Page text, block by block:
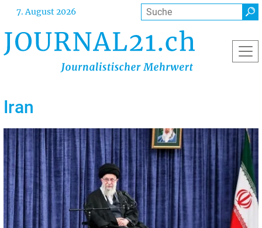
Direkt
Inhalt
7. August 2026 Suche
Iran